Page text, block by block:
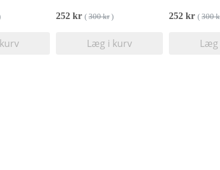
252 kr ( 300 kr)
Læg i kurv
252 kr ( 300
Læg